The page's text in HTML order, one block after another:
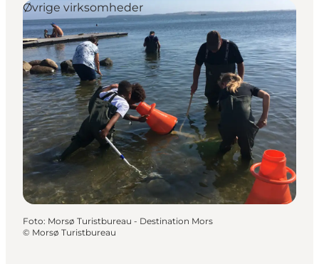
Øvrige virksomheder
Foto: Morsø Turistbureau - Destination Mors
© Morsø Turistbureau